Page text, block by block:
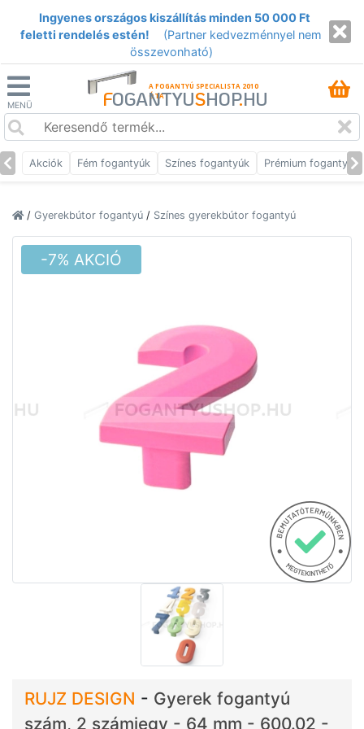
Ingyenes országos kiszállítás minden 50 000 Ft
feletti rendelés estén!
(Partner kedvezménnyel nem
összevonható)
MENÜ
A FOGANTYÚ SPECIALISTA 2010
ÓTA
FOGANTYUSHOP.HU
Akciók Fém fogantyúk Színes fogantyúk Prémium fogantyúk
/ Gyerekbútor fogantyú / Színes gyerekbútor fogantyú
-7% AKCIÓ
RUJZ DESIGN - Gyerek fogantyú
szám, 2 számjegy - 64 mm - 600.02 -